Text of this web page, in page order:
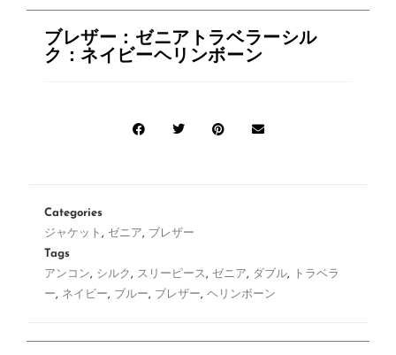
ブレザー：ゼニアトラベラーシル
ク：ネイビーヘリンボーン
Categories
ジャケット , ゼニア, ブレザー
Tags
アンコン, シルク, スリーピース, ゼニア, ダブル,
トラベラ
ー, ネイビー, ブルー, ブレザー, ヘリンボーン